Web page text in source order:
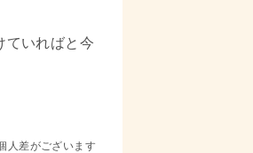
ていればと今
人差がございます